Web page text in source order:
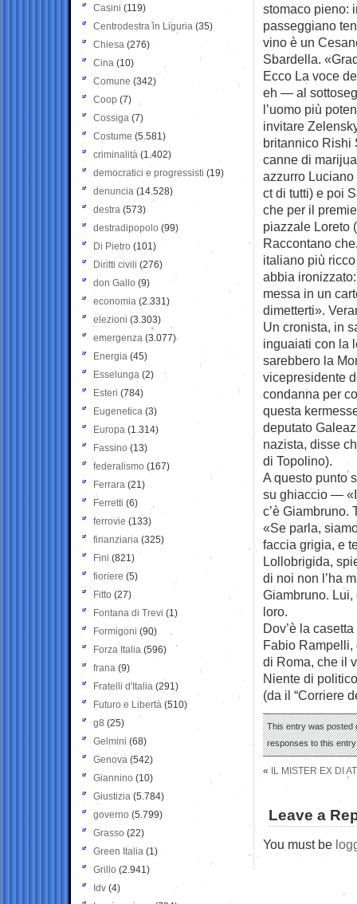
stomaco pieno:
passeggiano
vino è un
Sbardella.
Ecco La voce
eh — al
l’uomo più
invitare
britannico Rishi
canne di
azzurro
ct di tutti) e poi
che per il
piazzale Loreto
Raccontano
italiano più
abbia
messa in un
dimetterti».
Un cronista, in
inguaiati con la
sarebbero la
vicepresidente
condanna per
questa
deputato
nazista, disse
di Topolino).
A questo punto
su ghiaccio —
c’è Giambruno.
«Se parla,
faccia grigia, e
Lollobrigida,
di noi non l’ha
Giambruno.
loro.
Dov’è la
Fabio Rampelli,
di Roma, che il
Niente di
(da il “Corriere
This entry was posted
responses to this
« IL MISTER EX DI
Leave a
You must be
Casini (119)
Centrodestra in Liguria (35)
Chiesa (276)
Cina (10)
Comune (342)
Coop (7)
Cossiga (7)
Costume (5.581)
criminalità (1.402)
democratici e progressisti (19)
denuncia (14.528)
destra (573)
destradipopolo (99)
Di Pietro (101)
Diritti civili (276)
don Gallo (9)
economia (2.331)
elezioni (3.303)
emergenza (3.077)
Energia (45)
Esselunga (2)
Esteri (784)
Eugenetica (3)
Europa (1.314)
Fassino (13)
federalismo (167)
Ferrara (21)
Ferretti (6)
ferrovie (133)
finanziaria (325)
Fini (821)
fioriere (5)
Fitto (27)
Fontana di Trevi (1)
Formigoni (90)
Forza Italia (596)
frana (9)
Fratelli d'Italia (291)
Futuro e Libertà (510)
g8 (25)
Gelmini (68)
Genova (542)
Giannino (10)
Giustizia (5.784)
governo (5.799)
Grasso (22)
Green Italia (1)
Grillo (2.941)
Idv (4)